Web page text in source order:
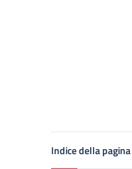
Indice della pagina